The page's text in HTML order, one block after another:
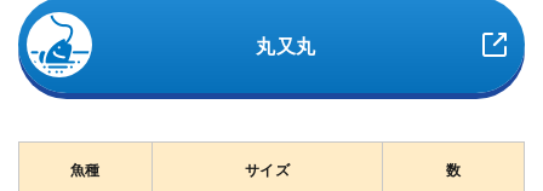
丸又丸
魚種 サイズ 数